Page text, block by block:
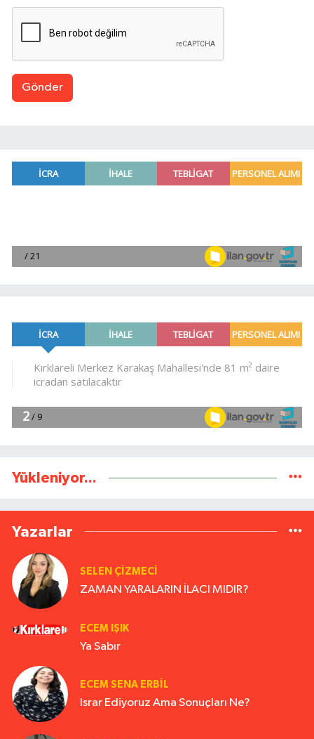
Gönder
Yükleniyor...
Yazarlar
SELEN ÇİZMECİ
ZAMAN YARALARIN İLACI MIDIR?
ECEM IŞIK
Ya Sabır
ECEM SENA ERBIL
Israr Ediyoruz Ama Sonuçları Ne?